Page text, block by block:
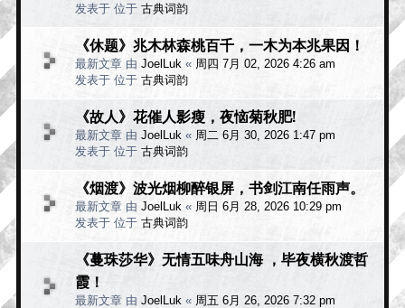
发表于 位于 古典词韵
《休题》兆木林森桃百千，一木为本兆果因！
最新文章 由 JoelLuk « 周四 7月 02, 2026 4:26 am
发表于 位于 古典词韵
《故人》花催人影瘦，夜恼菊秋肥!
最新文章 由 JoelLuk « 周二 6月 30, 2026 1:47 pm
发表于 位于 古典词韵
《烟渡》波光烟柳醉银屏，书剑江南任雨声。
最新文章 由 JoelLuk « 周日 6月 28, 2026 10:29 pm
发表于 位于 古典词韵
《蔓珠莎华》无情五味舟山海 ，毕夜横秋渡哲
霞！
最新文章 由 JoelLuk « 周五 6月 26, 2026 7:32 pm